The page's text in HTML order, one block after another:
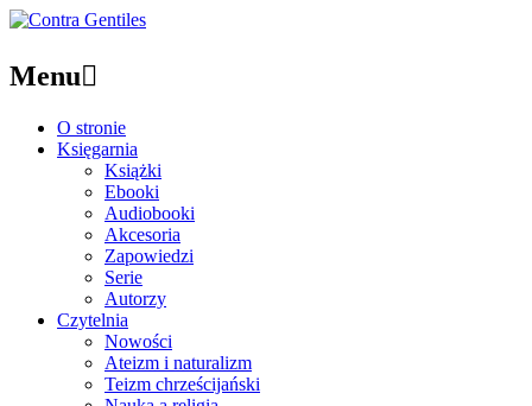
Menu
O stronie
Księgarnia
Książki
Ebooki
Audiobooki
Akcesoria
Zapowiedzi
Serie
Autorzy
Czytelnia
Nowości
Ateizm i naturalizm
Teizm chrześcijański